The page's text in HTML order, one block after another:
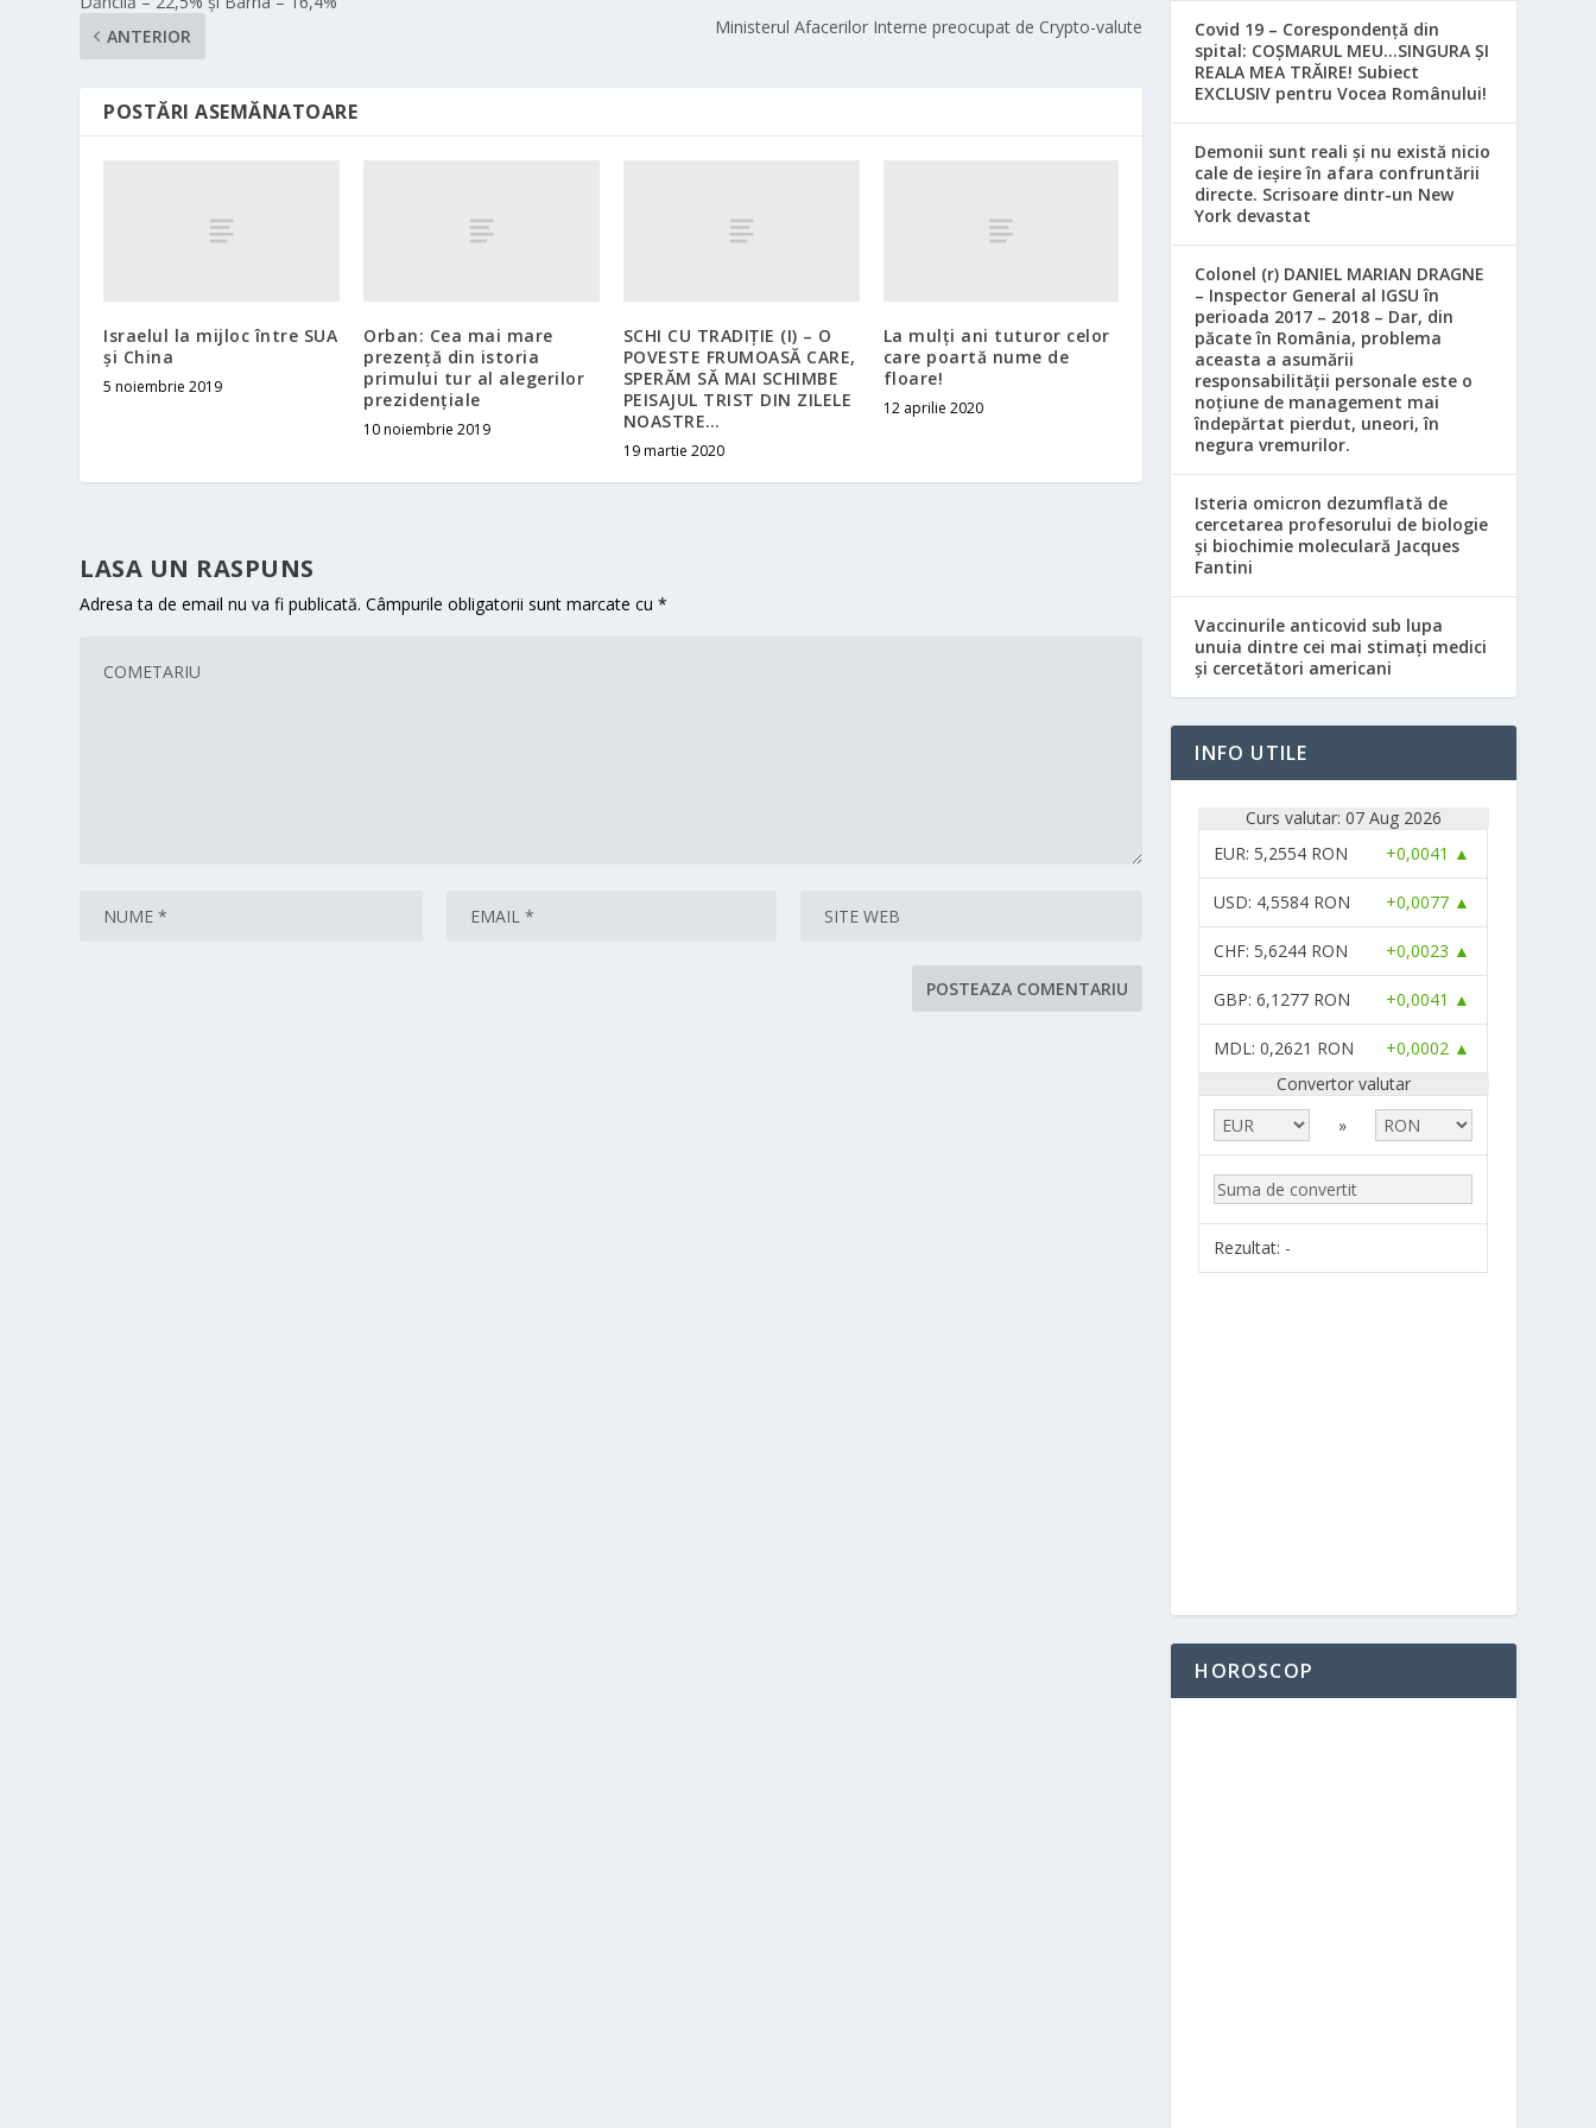
ANTERIOR
Ministerul Afacerilor Interne preocupat de Crypto-valute
POSTĂRI ASEMĂNATOARE
Israelul la mijloc între SUA
și China
5 noiembrie 2019
Orban: Cea mai mare
prezență din istoria
primului tur al alegerilor
prezidențiale
10 noiembrie 2019
SCHI CU TRADIȚIE (I) – O
POVESTE FRUMOASĂ CARE,
SPERĂM SĂ MAI SCHIMBE
PEISAJUL TRIST DIN ZILELE
NOASTRE…
19 martie 2020
La mulți ani tuturor celor
care poartă nume de
floare!
12 aprilie 2020
LASA UN RASPUNS
Adresa ta de email nu va fi publicată. Câmpurile obligatorii sunt marcate cu*
Covid 19 – Corespondență din
spital: COȘMARUL MEU…SINGURA ȘI
REALA MEA TRĂIRE! Subiect
EXCLUSIV pentru Vocea Românului!
Demonii sunt reali și nu există nicio
cale de ieșire în afara confruntării
directe. Scrisoare dintr-un New
York devastat
Colonel (r) DANIEL MARIAN DRAGNE
– Inspector General al IGSU în
perioada 2017 – 2018 – Dar, din
păcate în România, problema
aceasta a asumării
responsabilităţii personale este o
noţiune de management mai
îndepărtat pierdut, uneori, în
negura vremurilor.
Isteria omicron dezumflată de
cercetarea profesorului de biologie
și biochimie moleculară Jacques
Fantini
Vaccinurile anticovid sub lupa
unuia dintre cei mai stimați medici
și cercetători americani
INFO UTILE
Curs valutar: 07 Aug 2026
EUR: 5,2554 RON +0,0041 ▲
USD: 4,5584 RON +0,0077 ▲
CHF: 5,6244 RON +0,0023 ▲
GBP: 6,1277 RON +0,0041 ▲
MDL : 0,2621 RON
+0,0002 ▲
Convertor valutar
»
Rezultat: -
HOROSCOP